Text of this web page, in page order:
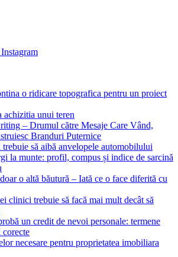
Instagram
o ridicare topografica pentru un proiect
achizitia unui teren
– Drumul către Mesaje Care Vând,
Branduri Puternice
trebuie să aibă anvelopele automobilului
la munte: profil, compus și indice de sarcină
o altă băutură – Iată ce o face diferită cu
clinici trebuie să facă mai mult decât să
un credit de nevoi personale: termene
corecte
necesare pentru proprietatea imobiliara